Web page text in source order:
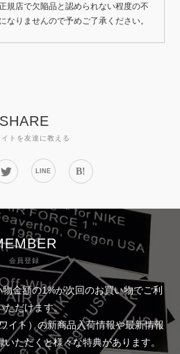
規店で欠陥品と認められない程度の不
なりませんので予めご了承ください。
SHARE
イトを友達に教える
LINE B!
会員登録
金額の1%が次回のお買い物でご利
ただけます。
イト）の新商品入荷情報や最新情報
ただくと様々な特典があります。